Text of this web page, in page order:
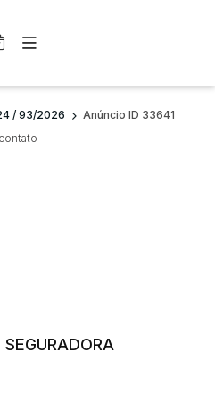
/ 93/2026
Anúncio ID 33641